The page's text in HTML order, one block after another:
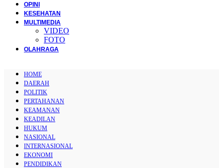
OPINI
KESEHATAN
MULTIMEDIA
VIDEO
FOTO
OLAHRAGA
HOME
DAERAH
POLITIK
PERTAHANAN
KEAMANAN
KEADILAN
HUKUM
NASIONAL
INTERNASIONAL
EKONOMI
PENDIDIKAN